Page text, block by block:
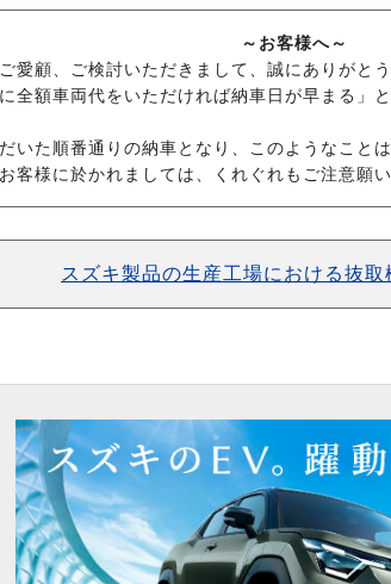
～お客様へ～
愛顧、ご検討いただきまして、誠にありがとう
全額車両代をいただければ納車日が早まる」
いた順番通りの納車となり、このようなこと
客様に於かれましては、くれぐれもご注意願い
スズキ製品の生産工場における抜取